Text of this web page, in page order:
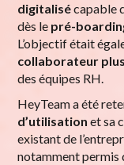
digitalisécapable
dès le pré-
L’objectif était
collaborateur
des équipes RH.
HeyTeam a été
d’utilisation et sa
existant de
notamment permis